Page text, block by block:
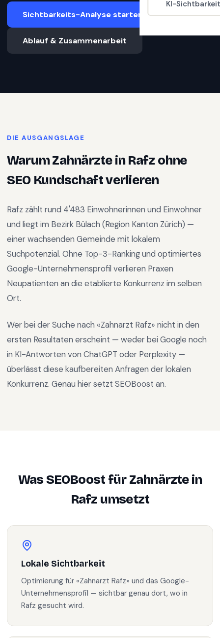
KI-
Sichtbarkeits-Analyse starten
Ablauf & Zusammenarbeit
DIE AUSGANGSLAGE
WarumZahnärzteinRafz ohne
SEO Kundschaft verlieren
Rafz zählt rund 4'483 Einwohnerinnen und Einwohner
und liegt im Bezirk Bülach (Region Kanton Zürich) —
einer wachsenden Gemeinde mit lokalem
Suchpotenzial. Ohne Top-3-Ranking und optimiertes
Google-Unternehmensprofil verlieren Praxen
Neupatienten an die etablierte Konkurrenz im selben
Ort.
Wer bei der Suche nach «Zahnarzt Rafz» nicht in den
ersten Resultaten erscheint — weder bei Google noch
in KI-Antworten von ChatGPT oder Perplexity —
überlässt diese kaufbereiten Anfragen der lokalen
Konkurrenz. Genau hier setzt SEOBoost an.
Was SEOBoost fürZahnärztein
Rafz umsetzt
Lokale Sichtbarkeit
Optimierung für «Zahnarzt Rafz» und das Google-
Unternehmensprofil — sichtbar genau dort, wo in
Rafz gesucht wird.